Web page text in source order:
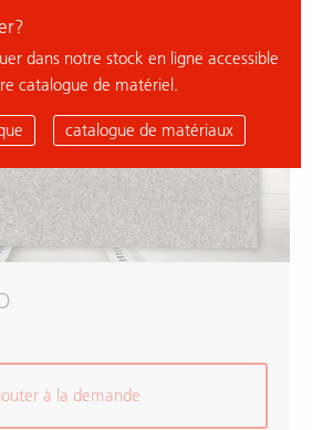
à la demande
dans notre stock en ligne accessible
catalogue de matériel.
catalogue de matériaux